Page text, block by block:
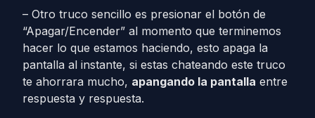
– Otro truco sencillo es presionar el botón de
“Apagar/Encender” al momento que terminemos
hacer lo que estamos haciendo, esto apaga la
pantalla al instante, si estas chateando este truco
te ahorrara mucho, apangando la pantalla entre
respuesta y respuesta.